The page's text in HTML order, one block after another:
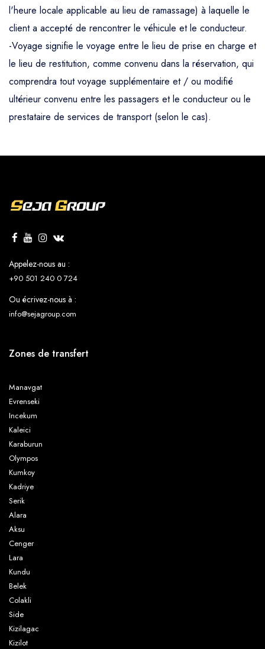
l'heure locale applicable au lieu de ramassage) à laquelle le
client a accepté de rencontrer le véhicule et le conducteur.
-Voyage signifie le voyage entre le lieu de prise en charge et
le lieu de restitution, comme convenu dans la réservation, qui
comprendra tout voyage supplémentaire et / ou modifié
ultérieur convenu entre les passagers et le conducteur ou le
prestataire de services de transport (selon le cas).
Appelez-nous au :
+90 501 240 0 724
Ou écrivez-nous à :
info@sejagroup.com
Zones de transfert
Manavgat
Evrenseki
Incekum
Kaleici
Karaburun
Olympos
Kumkoy
Kadriye
Serik
Alara
Aksu
Cenger
Lara
Kundu
Belek
Colakli
Side
Kizilagac
Kizilot